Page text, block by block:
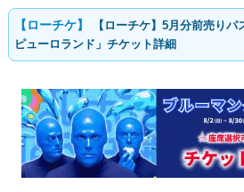
【ローチケ】5月分前売り
ピューロランド」チケット詳細